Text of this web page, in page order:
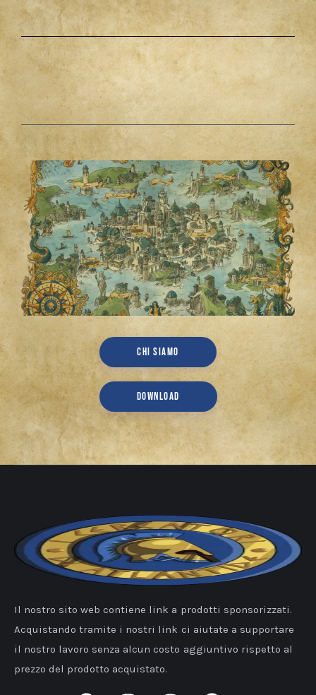
CHI SIAMO
DOWNLOAD
Il nostro sito web contiene link a prodotti sponsorizzati.
Acquistando tramite i nostri link ci aiutate a supportare
il nostro lavoro senza alcun costo aggiuntivo rispetto al
prezzo del prodotto acquistato.